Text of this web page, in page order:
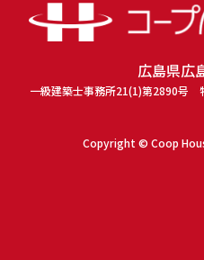
広島県広
一級建築士事務所21(1)第2890号
Copyright © Coop